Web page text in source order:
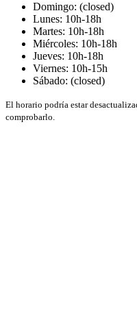
Domingo: (closed)
Lunes: 10h-18h
Martes: 10h-18h
Miércoles: 10h-18h
Jueves: 10h-18h
Viernes: 10h-15h
Sábado: (closed)
El horario podría estar
comprobarlo.